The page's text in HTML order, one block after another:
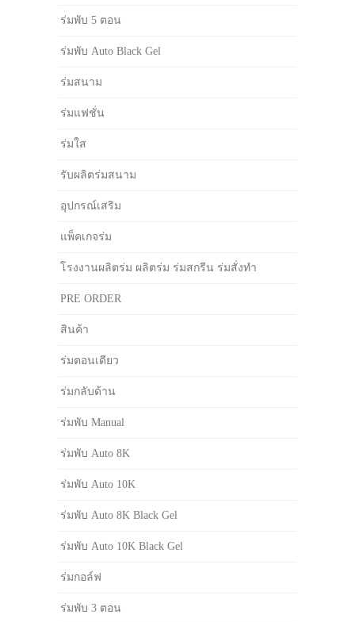
ร่มพับ 5 ตอน
ร่มพับ Auto Black Gel
ร่มสนาม
ร่มแฟชั่น
ร่มใส
รับผลิตร่มสนาม
อุปกรณ์เสริม
แพ็คเกจร่ม
โรงงานผลิตร่ม ผลิตร่ม ร่มสกรีน ร่มสั่งทำ
PRE ORDER
สินค้า
ร่มตอนเดียว
ร่มกลับด้าน
ร่มพับ Manual
ร่มพับ Auto 8K
ร่มพับ Auto 10K
ร่มพับ Auto 8K Black Gel
ร่มพับ Auto 10K Black Gel
ร่มกอล์ฟ
ร่มพับ 3 ตอน